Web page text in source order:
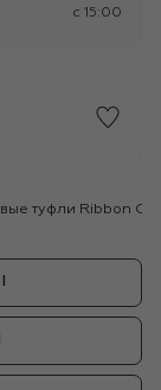
c 15:00
туфли Ribbon